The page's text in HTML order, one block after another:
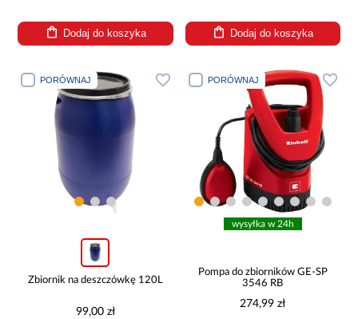
Dodaj do koszyka Dodaj do koszyka
PORÓWNAJ
Zbiornik na deszczówkę 120L
99,00 zł
PORÓWNAJ
wysyłka w 24h
Pompa do zbiorników GE-SP
3546 RB
274,99 zł